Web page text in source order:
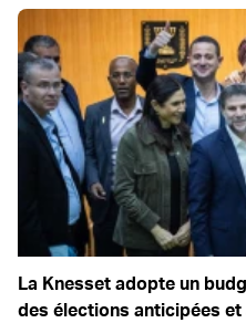
La Knesset adopte un
des élections anticipées